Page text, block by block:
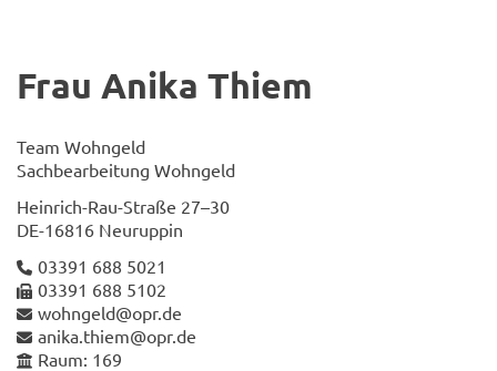
Frau Anika Thiem
Team Wohn­geld
Sach­be­ar­bei­tung Wohn­geld
Heinrich-​Rau-Straße 27–30
DE-​16816 Neu­rup­pin
03391 688 5021
03391 688 5102
wohn­geld@opr.de
anika.thiem@opr.de
Raum: 169